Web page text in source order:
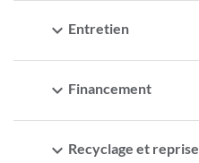
expand_more Entretien
expand_more Financement
expand_more Recyclage et reprise